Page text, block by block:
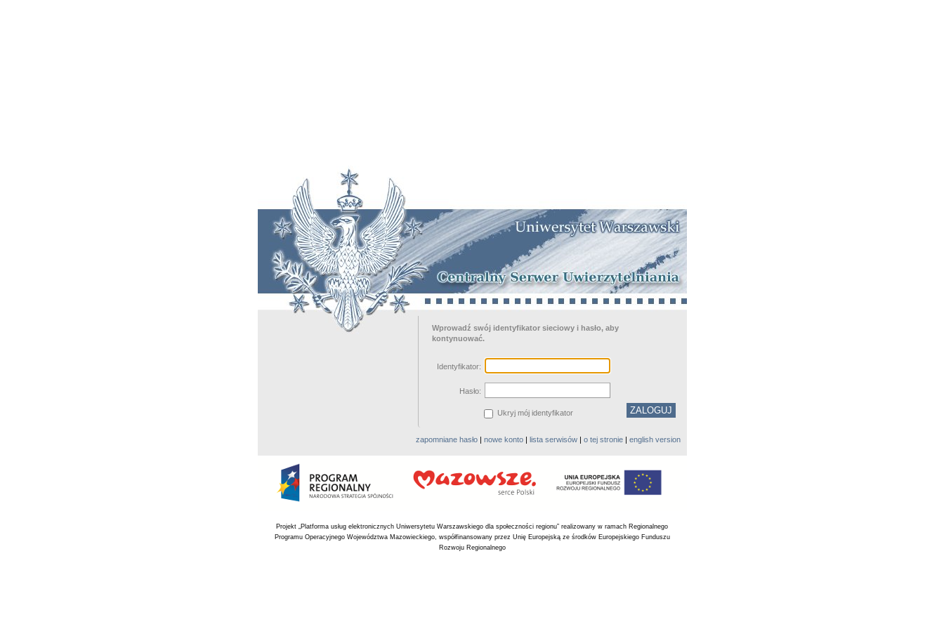
Wprowadź swój identyfikator sieciowy i hasło, aby
kontynuować.
Identyfikator:
Hasło:
Ukryj mój identyfikator
zapomniane hasło| nowe konto| lista serwisów| o tej stronie| english version
Projekt „Platforma usług elektronicznych Uniwersytetu Warszawskiego dla społeczności regionu” realizowany w ramach Regionalnego
Programu Operacyjnego Województwa Mazowieckiego, współfinansowany przez Unię Europejską ze środków Europejskiego Funduszu
Rozwoju Regionalnego